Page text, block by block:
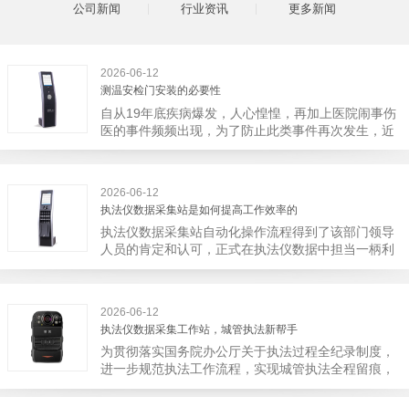
公司新闻 行业资讯 更多新闻
2026-06-12
测温安检门安装的必要性
自从19年底疾病爆发，人心惶惶，再加上医院闹事伤
医的事件频频出现，为了防止此类事件再次发生，近
日，广西南宁市卫建委发出通知，要求当地市属各三
大体只有两个，其一，安装安检门是否会激化矛盾。
其二，安装安检门可以防范于未然。1月6号当天，南
宁市第二医院刚试行安检的首日，检查出10多把各类
刀具和一把管制类刀具。近来伤医事件屡屡发生，安
装安检门可以缓解医生安全感不足的问题，同时安检
2026-06-12
执法仪数据采集站是如何提高工作效率的
执法仪数据采集站自动化操作流程得到了该部门领导
人员的肯定和认可，正式在执法仪数据中担当一柄利
剑。 执法仪数据采集站对于执法仪数据资料的管理
备能自动读取目标对象，并同步到采集站中，此外设
备具有断点续传的功能，如果碰到网络故障，可以从
已经上传或下载的部分开始继续上传下载未完成的部
分，而没有必要从头开始上传下载，能节省时间，提
高速度。再者待数据传输完毕之后，执法仪数据采集
2026-06-12
执法仪数据采集工作站，城管执法新帮手
为贯彻落实国务院办公厅关于执法过程全纪录制度，
进一步规范执法工作流程，实现城管执法全程留痕，
深入推进执法队伍规范化建设，给城管执法工作添加